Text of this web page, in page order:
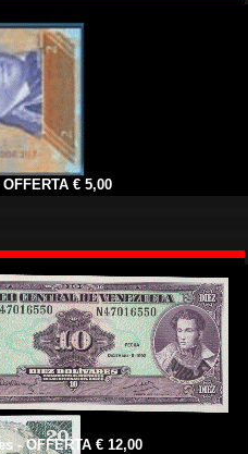
€ 5,00
- OFFERTA € 12,00